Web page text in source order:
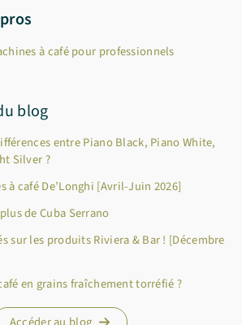
à café pour professionnels
blog
entre Piano Black, Piano White,
Silver ?
à café De’Longhi [Avril-Juin 2026]
de Cuba Serrano
sur les produits Riviera & Bar ! [Décembre
en grains fraîchement torréfié ?
×
Querry !
première commande (hors
à café, bouilloires, machines à thé et
collez-le dans le champ "Code promo" de